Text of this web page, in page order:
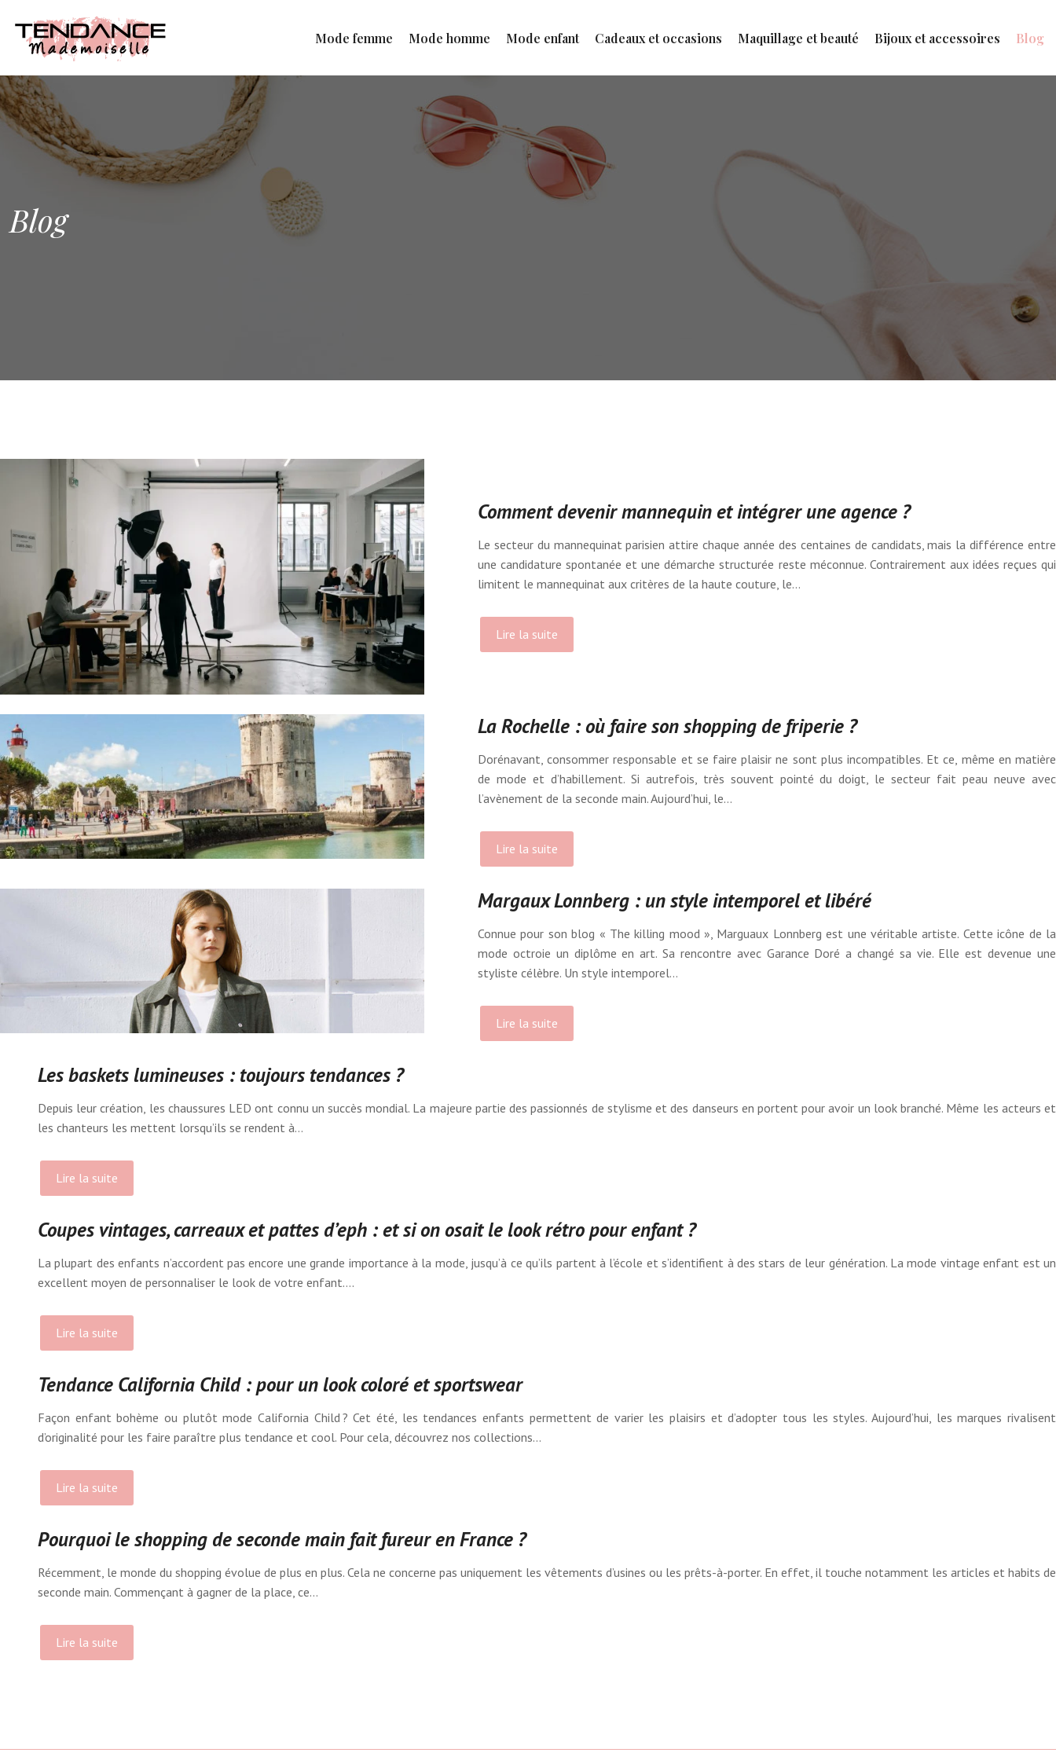
Mode femme Mode homme Mode enfant Cadeaux et occasions Maquillage et beauté Bijoux et accessoires Blog
Blog
Comment devenir mannequin et intégrer une agence ?
Le secteur du mannequinat parisien attire chaque année des centaines de candidats, mais la différence entre
une candidature spontanée et une démarche structurée reste méconnue. Contrairement aux idées reçues qui
limitent le mannequinat aux critères de la haute couture, le…
Lire la suite
La Rochelle : où faire son shopping de friperie ?
Dorénavant, consommer responsable et se faire plaisir ne sont plus incompatibles. Et ce, même en matière
de mode et d’habillement. Si autrefois, très souvent pointé du doigt, le secteur fait peau neuve avec
l’avènement de la seconde main. Aujourd’hui, le…
Lire la suite
Margaux Lonnberg : un style intemporel et libéré
Connue pour son blog « The killing mood », Marguaux Lonnberg est une véritable artiste. Cette icône de la
mode octroie un diplôme en art. Sa rencontre avec Garance Doré a changé sa vie. Elle est devenue une
styliste célèbre. Un style intemporel…
Lire la suite
Les baskets lumineuses : toujours tendances ?
Depuis leur création, les chaussures LED ont connu un succès mondial. La majeure partie des passionnés de stylisme et des danseurs en portent pour avoir un look branché. Même les acteurs et
les chanteurs les mettent lorsqu’ils se rendent à…
Lire la suite
Coupes vintages, carreaux et pattes d’eph : et si on osait le look rétro pour enfant ?
La plupart des enfants n’accordent pas encore une grande importance à la mode, jusqu’à ce qu’ils partent à l’école et s’identifient à des stars de leur génération. La mode vintage enfant est un
excellent moyen de personnaliser le look de votre enfant….
Lire la suite
Tendance California Child : pour un look coloré et sportswear
Façon enfant bohème ou plutôt mode California Child ? Cet été, les tendances enfants permettent de varier les plaisirs et d’adopter tous les styles. Aujourd’hui, les marques rivalisent
d’originalité pour les faire paraître plus tendance et cool. Pour cela, découvrez nos collections…
Lire la suite
Pourquoi le shopping de seconde main fait fureur en France ?
Récemment, le monde du shopping évolue de plus en plus. Cela ne concerne pas uniquement les vêtements d’usines ou les prêts-à-porter. En effet, il touche notamment les articles et habits de
seconde main. Commençant à gagner de la place, ce…
Lire la suite